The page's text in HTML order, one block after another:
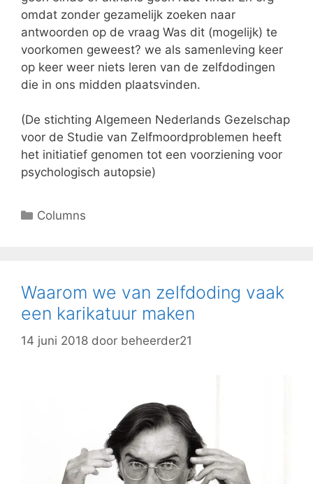
omdat zonder gezamelijk zoeken naar
antwoorden op de vraag Was dit (mogelijk) te
voorkomen geweest? we als samenleving keer
op keer weer niets leren van de zelfdodingen
die in ons midden plaatsvinden.
(De stichting Algemeen Nederlands Gezelschap
voor de Studie van Zelfmoordproblemen heeft
het initiatief genomen tot een voorziening voor
psychologisch autopsie)
Columns
Waarom we van zelfdoding vaak
een karikatuur maken
14 juni 2018 door beheerder21